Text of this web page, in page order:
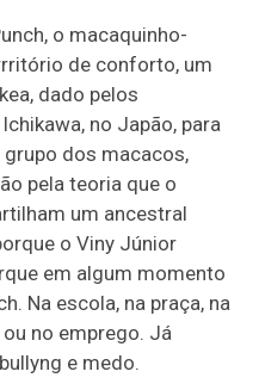
o macaquinho-
de conforto, um
dado pelos
no Japão, para
dos macacos,
pela teoria que o
um ancestral
o Viny Júnior
em algum momento
Na escola, na praça, na
no emprego. Já
e medo.